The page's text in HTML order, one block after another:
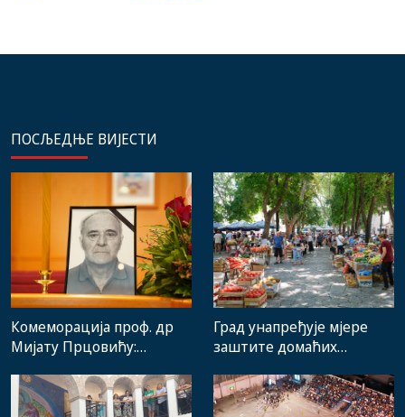
ПОСЉЕДЊЕ ВИЈЕСТИ
Комеморација проф. др
Мијату Прцовићу:
стручњака и човјека који
је Требиње носио у срцу
Град унапређује мјере
заштите домаћих
градске пијаце